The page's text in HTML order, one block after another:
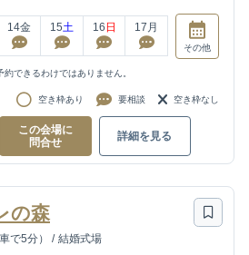
14金 15土 16 日 17 月
その他
できるわけではありません。
空き枠あり 要相談 空き枠なし
この会場に
問合せ
詳細を見る
の森
で5分） / 結婚式場